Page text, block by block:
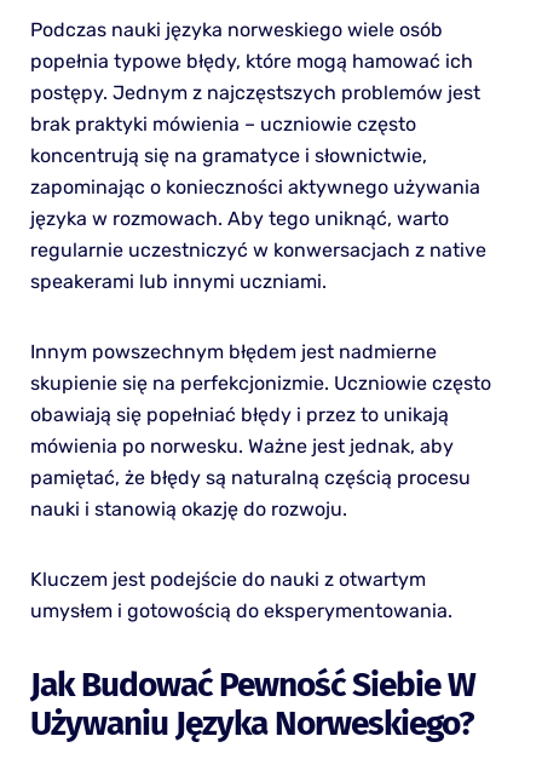
Podczas nauki języka norweskiego wiele osób
popełnia typowe błędy, które mogą hamować ich
postępy. Jednym z najczęstszych problemów jest
brak praktyki mówienia – uczniowie często
koncentrują się na gramatyce i słownictwie,
zapominając o konieczności aktywnego używania
języka w rozmowach. Aby tego uniknąć, warto
regularnie uczestniczyć w konwersacjach z native
speakerami lub innymi uczniami.
Innym powszechnym błędem jest nadmierne
skupienie się na perfekcjonizmie. Uczniowie często
obawiają się popełniać błędy i przez to unikają
mówienia po norwesku. Ważne jest jednak, aby
pamiętać, że błędy są naturalną częścią procesu
nauki i stanowią okazję do rozwoju.
Kluczem jest podejście do nauki z otwartym
umysłem i gotowością do eksperymentowania.
Jak Budować Pewność Siebie W
Używaniu Języka Norweskiego?